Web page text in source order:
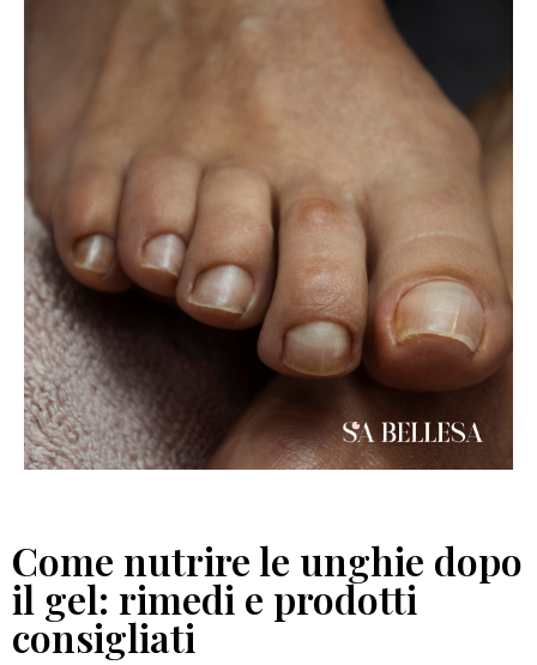
Come nutrire le unghie dopo
il gel: rimedi e prodotti
consigliati